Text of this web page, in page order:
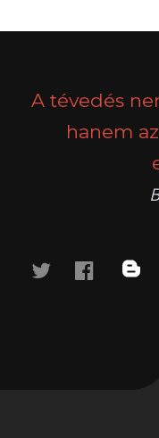
A tévedés
hanem
twitterfacebook
blog